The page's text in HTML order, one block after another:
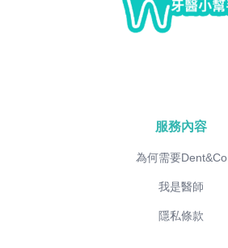
服務內容
為何需要Dent&Co
我是醫師
隱私條款